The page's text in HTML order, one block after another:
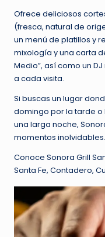
Ofrece deliciosos
(fresca, natural de
un menú de platillos y
mixología y una carta
Medio”, así como un
a cada visita.
Si buscas un lugar
domingo por la tarde
una larga noche,
momentos inolvidables.
Conoce Sonora Grill
Santa Fe, Contadero,